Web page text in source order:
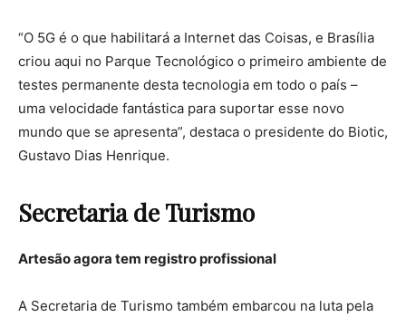
“O 5G é o que habilitará a Internet das Coisas, e Brasília
criou aqui no Parque Tecnológico o primeiro ambiente de
testes permanente desta tecnologia em todo o país –
uma velocidade fantástica para suportar esse novo
mundo que se apresenta”, destaca o presidente do Biotic,
Gustavo Dias Henrique.
Secretaria de Turismo
Artesão agora tem registro profissional
A Secretaria de Turismo também embarcou na luta pela